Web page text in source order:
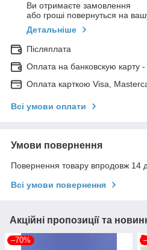
Ви отримаєте замовлення
або гроші повернуться на
Детальніше
Післяплата
Оплата на банковскую карту
Оплата карткою Visa,
Всі умови оплати
Умови повернення
Повернення товару впродовж 14
Всі умови повернення
Акційні пропозиції та
–70%